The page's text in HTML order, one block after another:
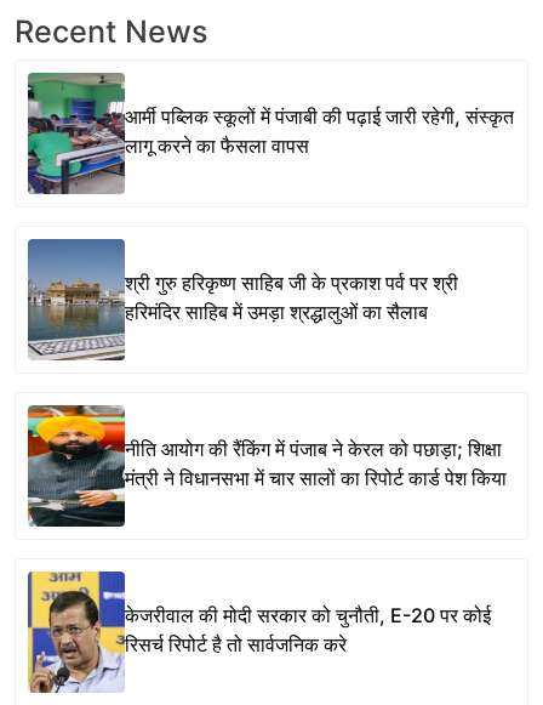
Recent News
आर्मी पब्लिक स्कूलों में पंजाबी की पढ़ाई जारी रहेगी, संस्कृत
लागू करने का फैसला वापस
श्री गुरु हरिकृष्ण साहिब जी के प्रकाश पर्व पर श्री
हरिमंदिर साहिब में उमड़ा श्रद्धालुओं का सैलाब
नीति आयोग की रैंकिंग में पंजाब ने केरल को पछाड़ा; शिक्षा
मंत्री ने विधानसभा में चार सालों का रिपोर्ट कार्ड पेश किया
केजरीवाल की मोदी सरकार को चुनौती, E-20 पर कोई
रिसर्च रिपोर्ट है तो सार्वजनिक करे